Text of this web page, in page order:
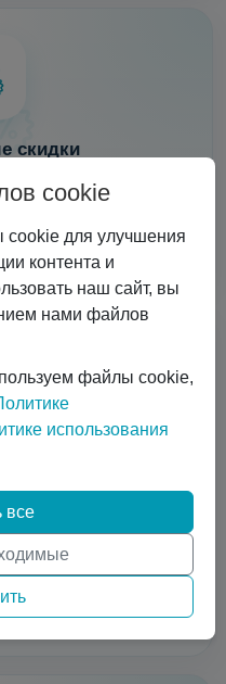
скидки
газов и хотите снабдить
оборудованием (а,
тогда для вас
скидка.
весь путь подбора и
рф. Делимся опытом
поставками
оборудованием
газов.
cookie
cookie для улучшения
контента и
наш сайт, вы
нами файлов
файлы cookie,
использования
все